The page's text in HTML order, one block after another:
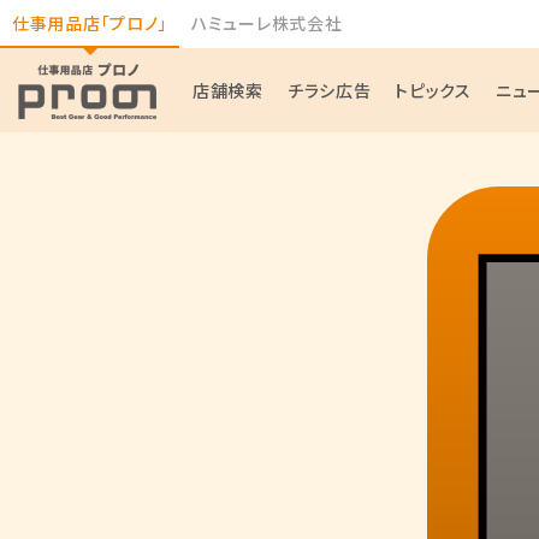
仕事用品店「プロノ」 ハミューレ株式会社
店舗検索 チラシ広告 トピックス ニュ